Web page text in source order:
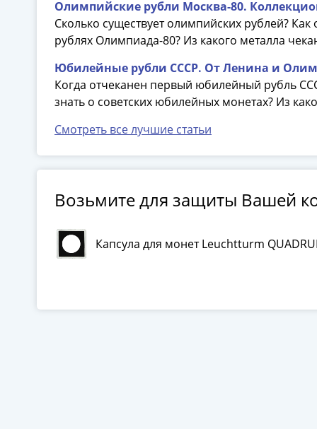
Олимпийские рубли Москва-80.
Сколько существует олимпийских рублей?
рублях Олимпиада-80? Из какого металла
Юбилейные рубли СССР. От Ленина и
Когда отчеканен первый юбилейный рубль
знать о советских юбилейных монетах? Из
Смотреть все лучшие статьи
Возьмите для защиты Вашей
Капсула для монет Leuchtturm